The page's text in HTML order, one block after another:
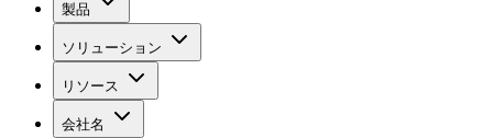
製品
ソリューション
リソース
会社名